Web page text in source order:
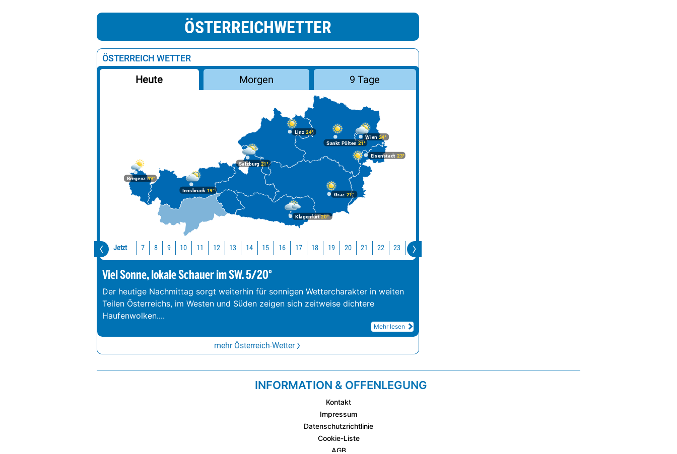
ÖSTERREICHWETTER
ÖSTERREICH WETTER
Heute Morgen 9 Tage
Bregenz19°
Graz 21°
Innsbruck19°
Klagenfurt20°
Linz 24°
Salzburg21°
Wien 24°
Eisenstadt 23°
Sankt Pölten 21°
Jetzt 7 8 9 10 11 12 13 14 15 16 17 18 19 20 21 22 23 0
Viel Sonne, lokale Schauer im SW. 5/20°
Der heutige Nachmittag sorgt weiterhin für sonnigen Wettercharakter in weiten
Teilen Österreichs, im Westen und Süden zeigen sich zeitweise dichtere
Haufenwolken....
Mehr lesen
mehr Österreich-Wetter
INFORMATION & OFFENLEGUNG
Kontakt
Impressum
Datenschutzrichtlinie
Cookie-Liste
AGB